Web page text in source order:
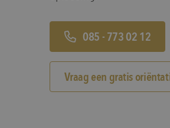
085 - 773 02 12
Vraag een gratis